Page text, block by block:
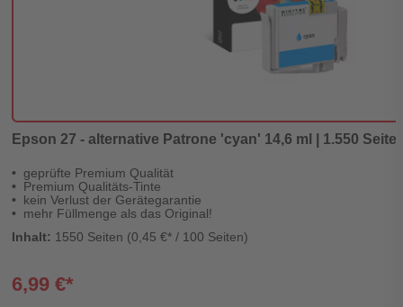
Epson 27 - alternative Patrone 'cyan' 14,6 ml | 1.550
geprüfte Premium Qualität
Premium Qualitäts-Tinte
kein Verlust der Gerätegarantie
mehr Füllmenge als das Original!
Inhalt: 1550 Seiten (0,45 €* / 100 Seiten)
6,99 €*